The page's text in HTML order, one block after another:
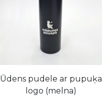
Ūdens pudele ar pupuķa
logo (melna)